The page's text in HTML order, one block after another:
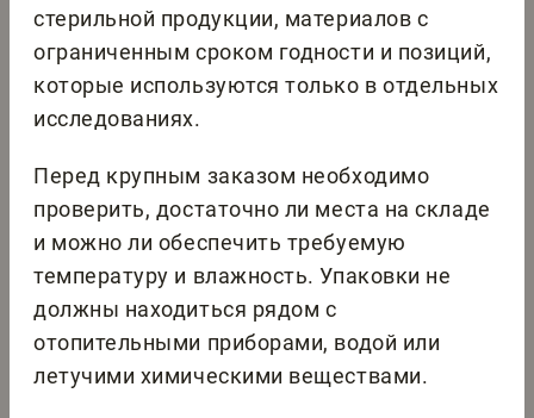
стерильной продукции, материалов с
ограниченным сроком годности и позиций,
которые используются только в отдельных
исследованиях.
Перед крупным заказом необходимо
проверить, достаточно ли места на складе
и можно ли обеспечить требуемую
температуру и влажность. Упаковки не
должны находиться рядом с
отопительными приборами, водой или
летучими химическими веществами.